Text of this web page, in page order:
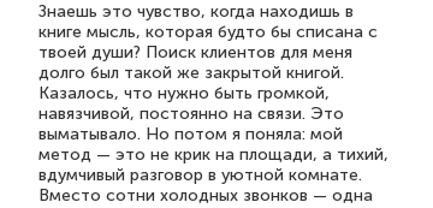
Знаешь это чувство, когда находишь в
книге мысль, которая будто бы списана с
твоей души? Поиск клиентов для меня
долго был такой же закрытой книгой.
Казалось, что нужно быть громкой,
навязчивой, постоянно на связи. Это
выматывало. Но потом я поняла: мой
метод — это не крик на площади, а тихий,
вдумчивый разговор в уютной комнате.
Вместо сотни холодных звонков — одна